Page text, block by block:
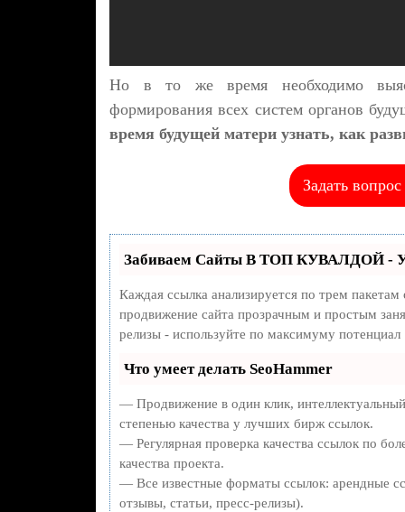
Но в то же время необходимо
формирования всех систем органов
время будущей матери узнать, как
Задать
Забиваем Сайты В ТОП КУВАЛДОЙ -
Каждая ссылка анализируется по трем
продвижение сайта прозрачным и простым
релизы - используйте по максимуму
Что умеет делать SeoHammer
— Продвижение в один клик,
степенью качества у лучших бирж ссылок.
— Регулярная проверка качества ссылок по
качества проекта.
— Все известные форматы ссылок: арендные
отзывы, статьи, пресс-релизы).